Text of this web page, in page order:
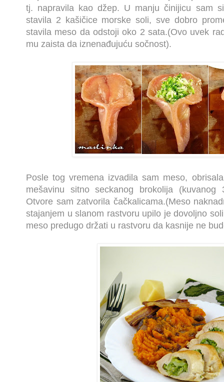
tj. napravila kao džep. U manju činijicu sam
stavila 2 kašičice morske soli, sve dobro
stavila meso da odstoji oko 2 sata.(Ovo uvek
mu zaista da iznenađujuću sočnost).
Posle tog vremena izvadila sam meso,
mešavinu sitno seckanog brokolija
Otvore sam zatvorila čačkalicama.(Meso
stajanjem u slanom rastvoru upilo je dovoljno
meso predugo držati u rastvoru da kasnije ne